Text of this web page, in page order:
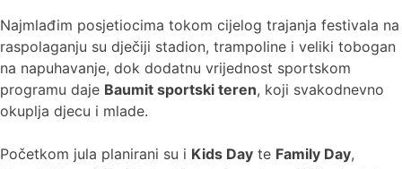
Najmlađim posjetiocima tokom cijelog trajanja festivala na
raspolaganju su dječiji stadion, trampoline i veliki tobogan
na napuhavanje, dok dodatnu vrijednost sportskom
programu daje Baumit sportski teren, koji svakodnevno
okuplja djecu i mlade.
Početkom jula planirani su i Kids Day te Family Day,